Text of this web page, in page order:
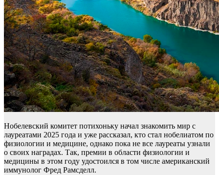
Нобелевский комитет потихоньку начал знакомить мир с
лауреатами 2025 года и уже рассказал, кто стал нобелиатом по
физиологии и медицине, однако пока не все лауреаты узнали
о своих наградах. Так, премии в области физиологии и
медицины в этом году удостоился в том числе американский
иммунолог Фред Рамсделл.